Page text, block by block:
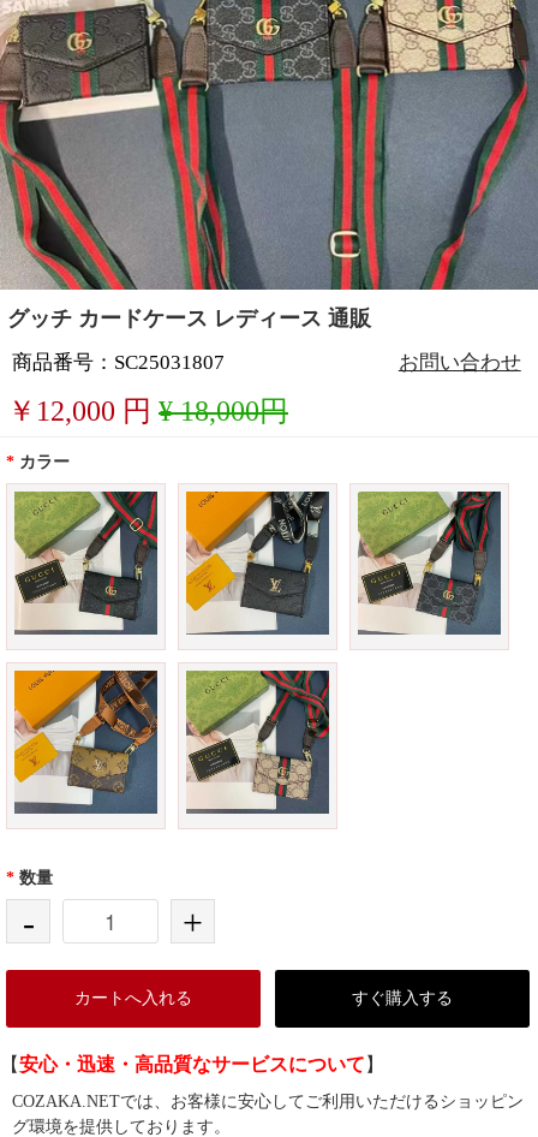
グッチ カードケース レディース 通販
商品番号：SC25031807 お問い合わせ
￥ 12,000 円 ¥ 18,000円
* カラー
* 数量
- +
カートへ入れる すぐ購入する
【安心・迅速・高品質なサービスについて 】
COZAKA.NETでは、お客様に安心してご利用いただけるショッピン
グ環境を提供しております。